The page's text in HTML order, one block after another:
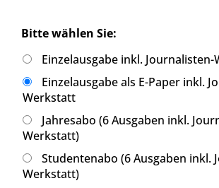
Bitte wählen Sie:
Einzelausgabe inkl.
Einzelausgabe als E-Paper inkl.
Werkstatt
Jahresabo (6 Ausgaben inkl.
Werkstatt)
Studentenabo (6 Ausgaben inkl.
Werkstatt)